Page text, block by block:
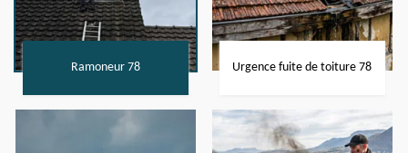
Ramoneur 78 Urgence fuite de toiture 78